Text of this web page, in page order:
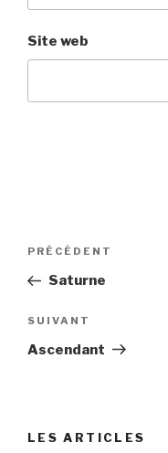
Site web
Navigation
l’article
Article
précédent
PRÉCÉDENT
Saturne
Article
suivant
SUIVANT
Ascendant
LES ARTICLES